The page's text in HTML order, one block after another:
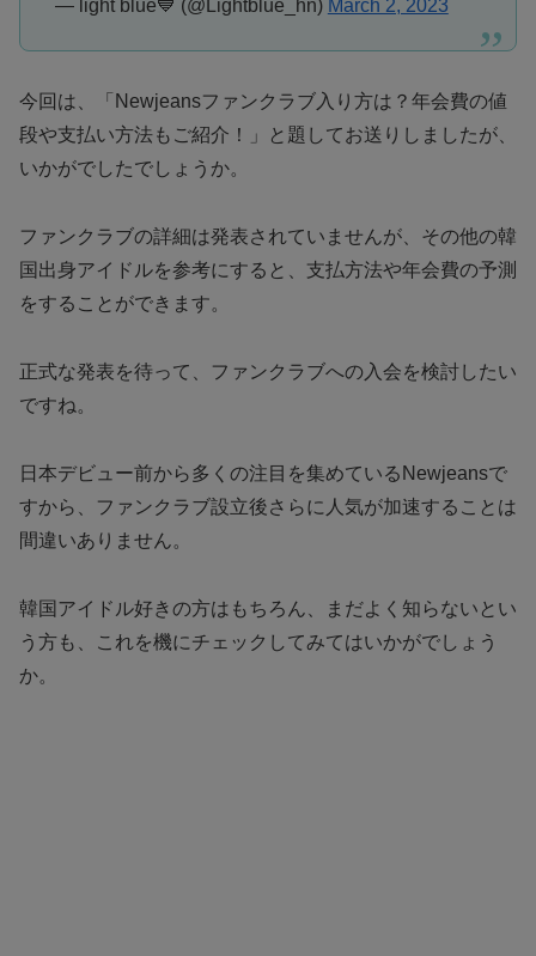
— light blue💙 (@Lightblue_hn) March 2, 2023
今回は、「Newjeansファンクラブ入り方は？年会費の値
段や支払い方法もご紹介！」と題してお送りしましたが、
いかがでしたでしょうか。
ファンクラブの詳細は発表されていませんが、その他の韓
国出身アイドルを参考にすると、支払方法や年会費の予測
をすることができます。
正式な発表を待って、ファンクラブへの入会を検討したい
ですね。
日本デビュー前から多くの注目を集めているNewjeansで
すから、ファンクラブ設立後さらに人気が加速することは
間違いありません。
韓国アイドル好きの方はもちろん、まだよく知らないとい
う方も、これを機にチェックしてみてはいかがでしょう
か。